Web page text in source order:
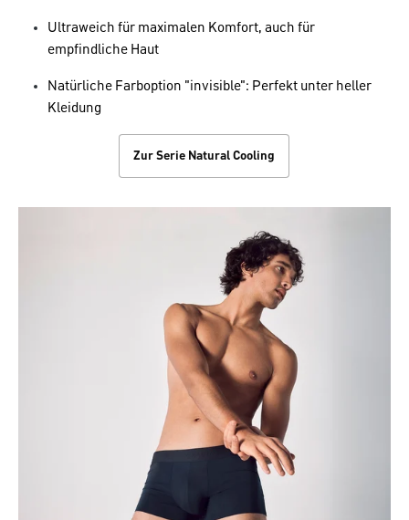
Ultraweich für maximalen Komfort, auch für
empfindliche Haut
Natürliche Farboption "invisible": Perfekt unter heller
Kleidung
Zur Serie Natural Cooling